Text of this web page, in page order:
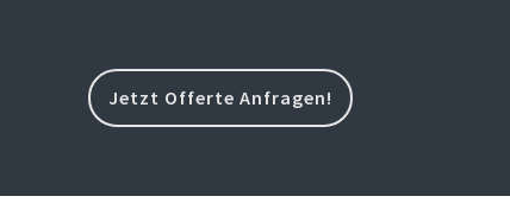
Jetzt Offerte Anfragen!